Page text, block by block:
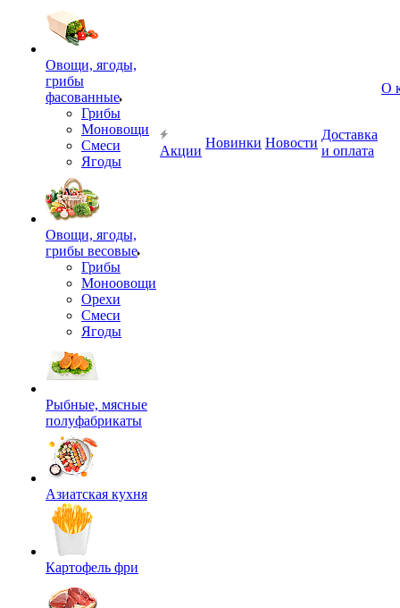
Овощи, ягоды,
грибы
фасованные
Грибы
Моновощи
Смеси
Ягоды
Овощи, ягоды,
грибы весовые
Грибы
Моноовощи
Орехи
Смеси
Ягоды
Рыбные, мясные
полуфабрикаты
Азиатская кухня
Картофель фри
Акции
Новинки Новости
Доставка
и оплата
О